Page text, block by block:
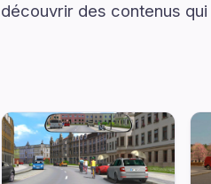
découvrir des contenus